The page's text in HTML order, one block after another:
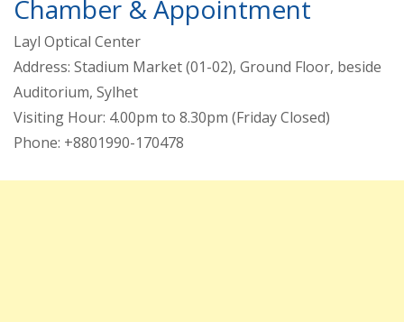
Chamber & Appointment
Layl Optical Center
Address: Stadium Market (01-02), Ground Floor, beside
Auditorium, Sylhet
Visiting Hour: 4.00pm to 8.30pm (Friday Closed)
Phone: +8801990-170478